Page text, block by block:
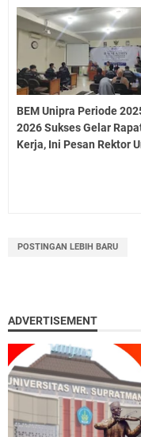
BEM Unipra Periode
2026 Sukses Gelar
Kerja, Ini Pesan Rektor
POSTINGAN LEBIH BARU
ADVERTISEMENT